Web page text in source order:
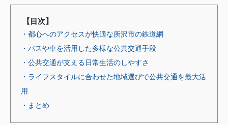
【目次】
・都心へのアクセスが快適な所沢市の鉄道網
・バスや車を活用した多様な公共交通手段
・公共交通が支える日常生活のしやすさ
・ライフスタイルに合わせた地域選びで公共交通を最大活
用
・まとめ